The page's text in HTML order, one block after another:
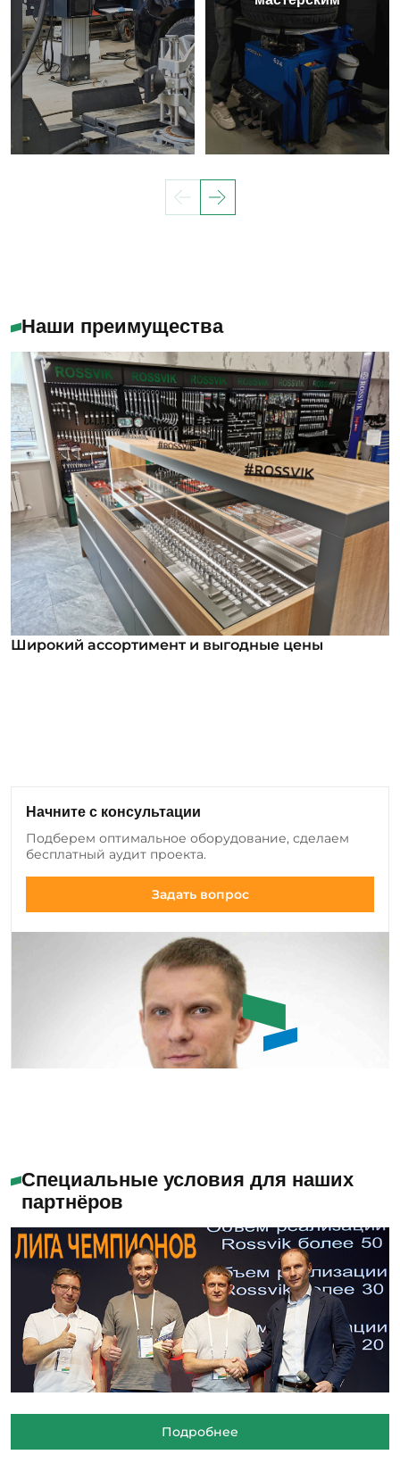
Наши преимущества
Широкий ассортимент и выгодные цены
добавляем новые позиции оборудования и
инструмента, а также совершенствуем
существующие модели.
Начните с консультации
Подберем оптимальное оборудование, сделаем
бесплатный аудит проекта.
Задать вопрос
Помогу с выбором
Специальные условия для наших
партнёров
Подробнее